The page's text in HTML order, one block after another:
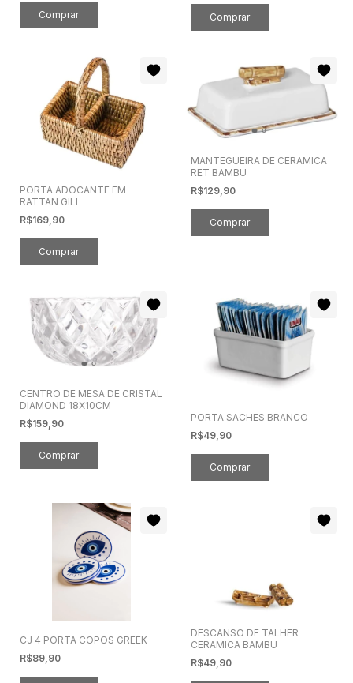
PORTA ADOCANTE EM
RATTAN GILI
R$169,90
MANTEGUEIRA DE CERAMICA
RET BAMBU
R$129,90
CENTRO DE MESA DE CRISTAL
DIAMOND 18X10CM
R$159,90
PORTA SACHES BRANCO
R$49,90
CJ 4 PORTA COPOS GREEK
R$89,90
DESCANSO DE TALHER
CERAMICA BAMBU
R$49,90